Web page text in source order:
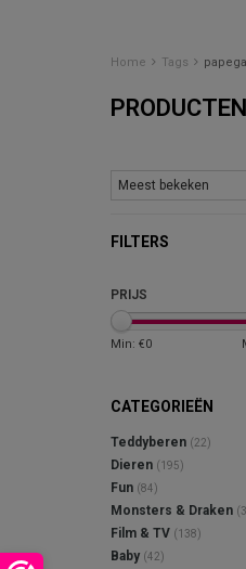
Home Tags
FILTERS
PRIJS
Min: €0
CATEGORIEËN
Teddyberen (22)
Dieren (195)
Fun (84)
Monsters & Draken
Film & TV (138)
Baby (42)